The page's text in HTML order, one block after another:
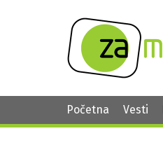
Početna Vesti